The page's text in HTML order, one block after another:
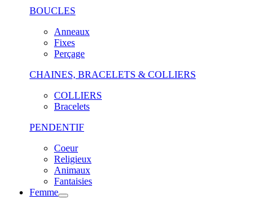
BOUCLES
Anneaux
Fixes
Perçage
CHAINES, BRACELETS & COLLIERS
COLLIERS
Bracelets
PENDENTIF
Coeur
Religieux
Animaux
Fantaisies
Femme